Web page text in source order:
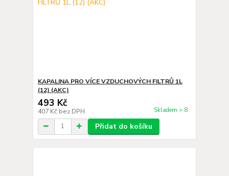
KAPALINA PRO VÍCE VZDUCHOVÝCH FILTRŮ 1L
(12) (AKC)
493 Kč
407 Kč bez DPH Skladem > 8
Přidat do košíku